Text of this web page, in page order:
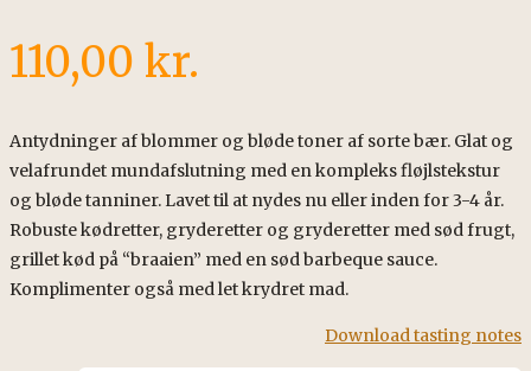
110,00 kr.
Antydninger af blommer og bløde toner af sorte bær. Glat og
velafrundet mundafslutning med en kompleks fløjlstekstur
og bløde tanniner. Lavet til at nydes nu eller inden for 3-4 år.
Robuste kødretter, gryderetter og gryderetter med sød frugt,
grillet kød på “braaien” med en sød barbeque sauce.
Komplimenter også med let krydret mad.
Download tasting notes